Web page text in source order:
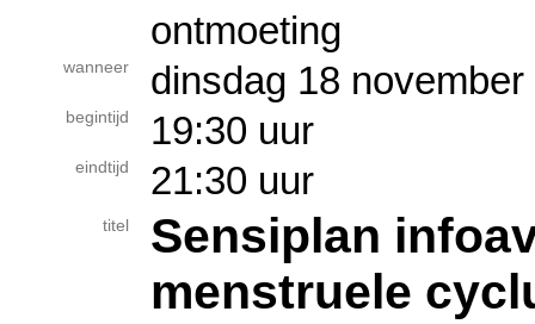
ontmoeting
wanneer dinsdag 18
begintijd 19:30 uur
eindtijd 21:30 uur
titel
Sensiplan
menstruele